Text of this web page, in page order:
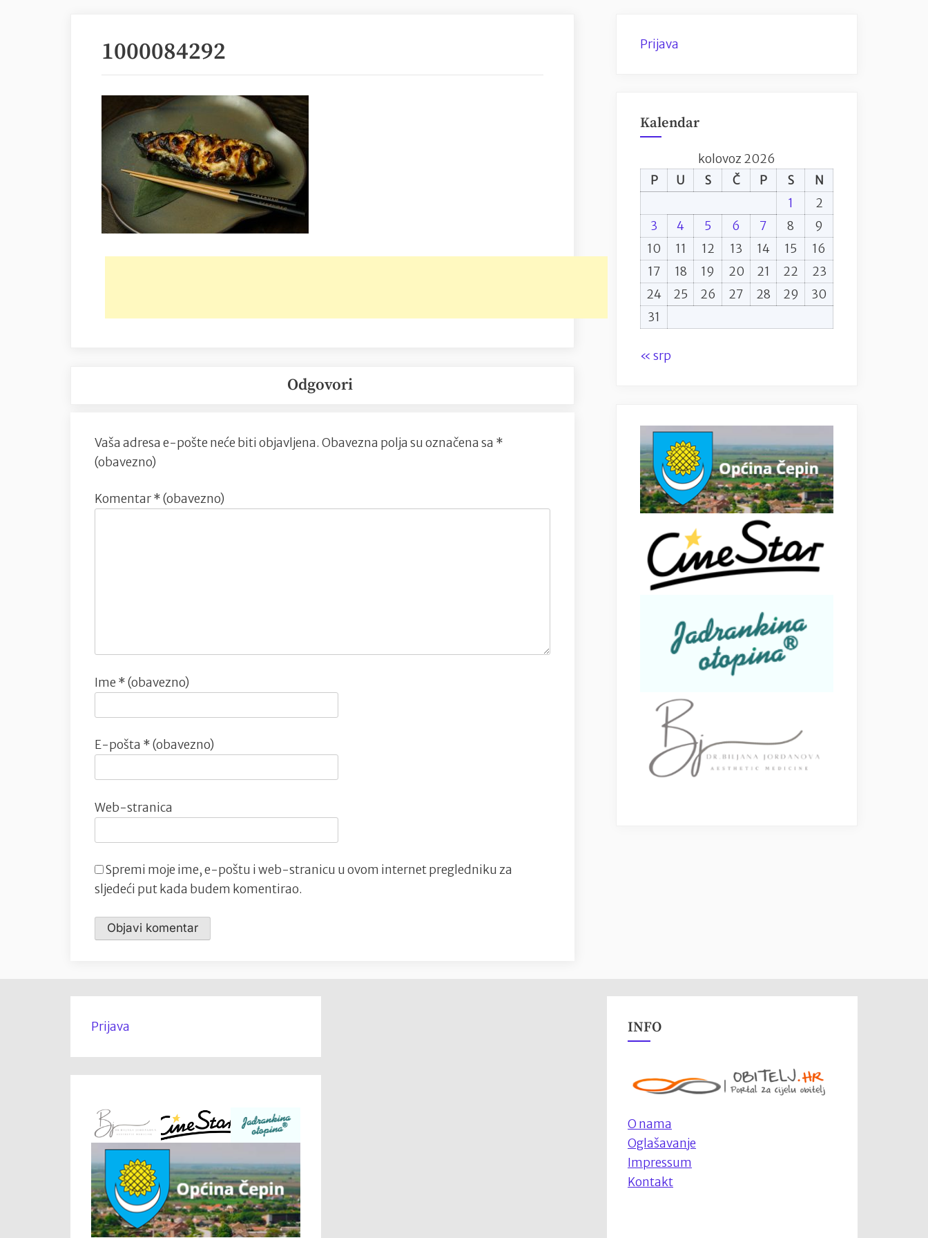
1000084292
Odgovori
Vaša adresa e-pošte neće biti objavljena. Obavezna polja su označena sa *
(obavezno)
Komentar* (obavezno)
Ime * (obavezno)
E-pošta * (obavezno)
Web-stranica
Spremi moje ime, e-poštu i web-stranicu u ovom internet pregledniku za
sljedeći put kada budem komentirao.
Prijava
Kalendar
kolovoz 2026
P
U S Č P S
N
1
2
3
4 5 6 7 8
9
10
11 12 13 14 15
16
17
18 19 20 21 22
23
24
25 26 27 28 29
30
31
« srp
Prijava INFO
O nama
Oglašavanje
Impressum
Kontakt